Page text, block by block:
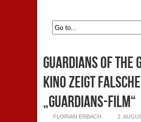
Guardians of the
Kino zeigt
„Guardians-Film“
FLORIAN ERBACH 2.